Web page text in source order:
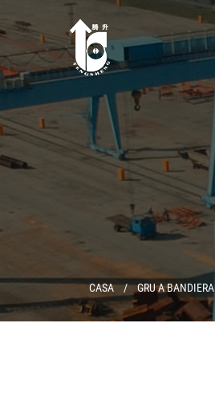
CASA / GRU A BANDIERA